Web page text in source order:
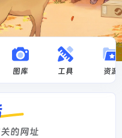
图库 工具 资源
的网址